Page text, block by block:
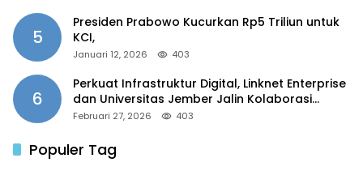
5
Presiden Prabowo Kucurkan Rp5 Triliun untuk
KCI,
Januari 12, 2026 403
6
Perkuat Infrastruktur Digital, Linknet Enterprise
dan Universitas Jember Jalin Kolaborasi
Smart Campus Berbasis AI
Februari 27, 2026 403
Populer Tag